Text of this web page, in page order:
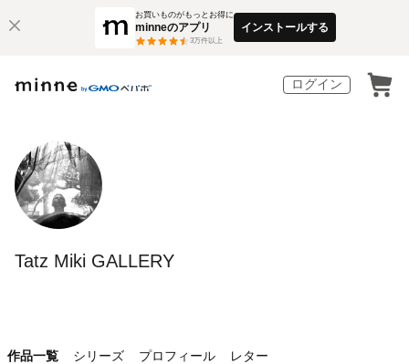
お買いものがもっとお得に
minneのアプリ
3万件以上
インストールする
ログイン
Tatz Miki GALLERY
作品一覧 シリーズ プロフィール レター